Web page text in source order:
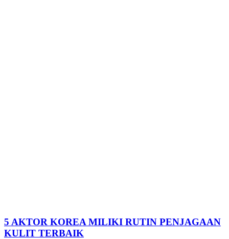
5 AKTOR KOREA MILIKI RUTIN PENJAGAAN
KULIT TERBAIK